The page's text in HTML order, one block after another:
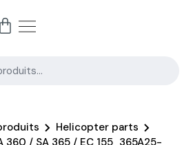
Helicopter parts
360 / SA 365 / EC 155_365A25-